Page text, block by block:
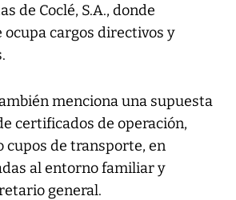
de Coclé, S.A., donde
cargos directivos y
menciona una supuesta
certificados de operación,
cupos de transporte, en
al entorno familiar y
general.